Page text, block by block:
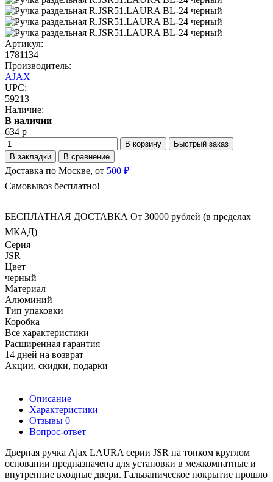
Артикул:
1781134
Производитель:
AJAX
UPC:
59213
Наличие:
В наличии
634 р
В корзину
Быстрый заказ
В закладки
В сравнение
Доставка по Москве, от 500 ₽
Самовывоз бесплатно!
БЕСПЛАТНАЯ ДОСТАВКА От 30000 рублей (в пределах
МКАД)
Серия
JSR
Цвет
черный
Материал
Алюминий
Тип упаковки
Коробка
Все характеристики
Расширенная гарантия
14 дней на возврат
Акции, скидки, подарки
Описание
Характеристики
Отзывы 0
Вопрос-ответ
Дверная ручка Ajax LAURA серии JSR на тонком круглом
основании предназначена для установки в межкомнатные и
внутренние входные двери. Гальваническое покрытие прошло